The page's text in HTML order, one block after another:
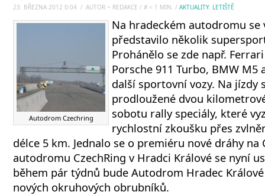
23. BŘEZNA 2012 0:04 / AUTOR ~ REDAKCE / # < 1 MIN. / AKTUALITY, LETIŠTĚ
Autodrom Czechring
Na hradeckém autodromu
představilo několik
Prohánělo se zde např.
Porsche 911 Turbo, BMW M5
další sportovní vozy. Na jízdy
prodloužené dvou
sobotu rally speciály, které
rychlostní zkoušku přes
délce 5 km. Jednalo se o premiéru nové dráhy na
autodromu CzechRing v Hradci Králové se nyní
během pár týdnů bude Autodrom Hradec
nových okruhových obrubníků.